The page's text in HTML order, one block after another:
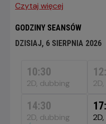
Czytaj więcej
GODZINY SEANSÓW
DZISIAJ, 6 SIERPNIA 2026
SIERPNIA
2026
10:30
2D, dubbing
14:30
2D, dubbing